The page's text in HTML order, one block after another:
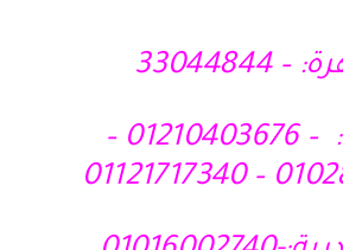
33044844
موبيل : – 01210403676 –